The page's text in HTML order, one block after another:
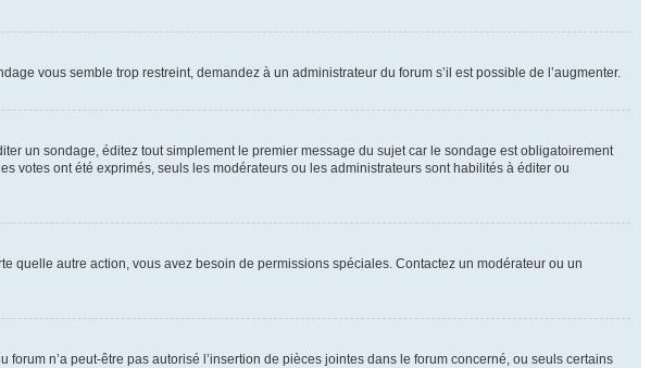
vous semble trop restreint, demandez à un administrateur du forum s’il est possible de l’augmenter.
un sondage, éditez tout simplement le premier message du sujet car le sondage est obligatoirement
votes ont été exprimés, seuls les modérateurs ou les administrateurs sont habilités à éditer ou
quelle autre action, vous avez besoin de permissions spéciales. Contactez un modérateur ou un
n’a peut-être pas autorisé l’insertion de pièces jointes dans le forum concerné, ou seuls certains